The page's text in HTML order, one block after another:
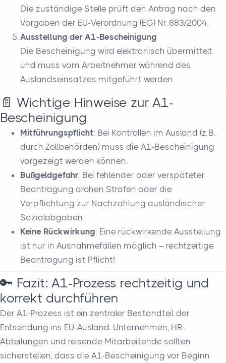
Die zuständige Stelle prüft den Antrag nach den
Vorgaben der EU-Verordnung (EG) Nr. 883/2004.
Ausstellung der A1-Bescheinigung
Die Bescheinigung wird elektronisch übermittelt
und muss vom Arbeitnehmer während des
Auslandseinsatzes mitgeführt werden.
📄 Wichtige Hinweise zur A1-
Bescheinigung
Mitführungspflicht: Bei Kontrollen im Ausland (z. B.
durch Zollbehörden) muss die A1-Bescheinigung
vorgezeigt werden können.
Bußgeldgefahr: Bei fehlender oder verspäteter
Beantragung drohen Strafen oder die
Verpflichtung zur Nachzahlung ausländischer
Sozialabgaben.
Keine Rückwirkung: Eine rückwirkende Ausstellung
ist nur in Ausnahmefällen möglich – rechtzeitige
Beantragung ist Pflicht!
🔑 Fazit: A1-Prozess rechtzeitig und
korrekt durchführen
Der A1-Prozess ist ein zentraler Bestandteil der
Entsendung ins EU-Ausland. Unternehmen, HR-
Abteilungen und reisende Mitarbeitende sollten
sicherstellen, dass die A1-Bescheinigung vor Beginn